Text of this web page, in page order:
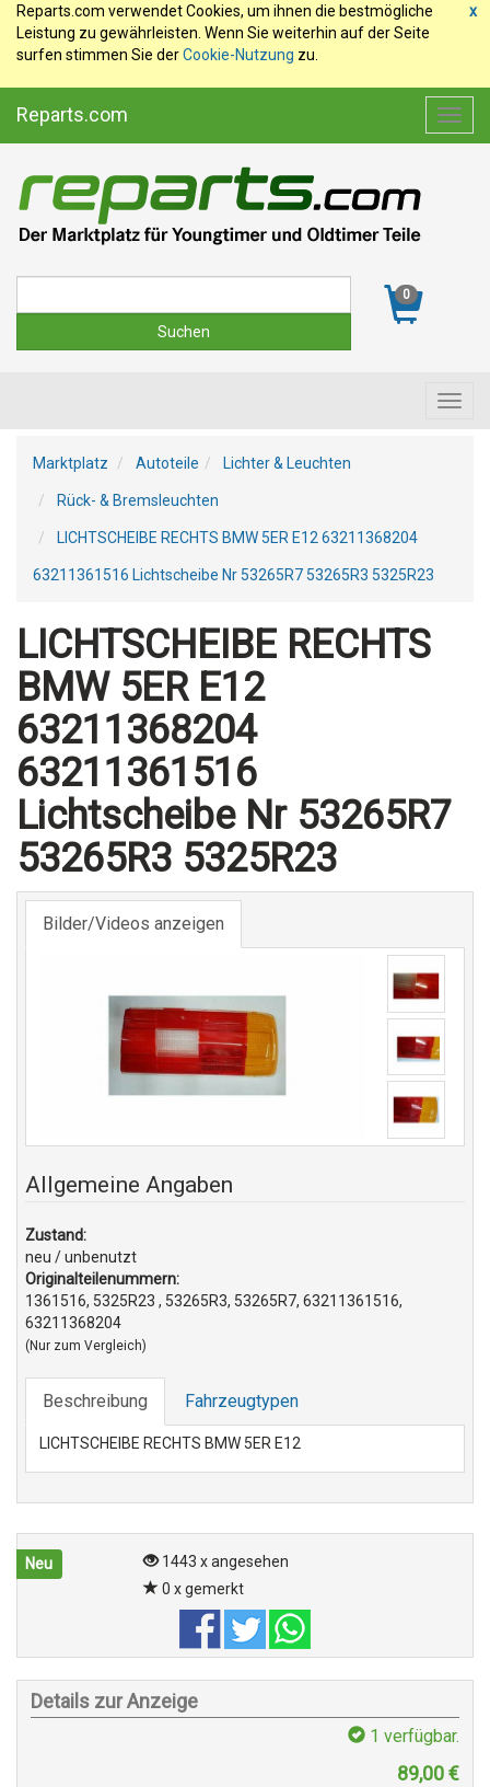
x
Reparts.com verwendet Cookies, um ihnen die bestmögliche
Leistung zu gewährleisten. Wenn Sie weiterhin auf der Seite
surfen stimmen Sie derCookie-Nutzung zu.
Reparts.com
0
Marktplatz Autoteile Lichter & Leuchten
Rück- & Bremsleuchten
LICHTSCHEIBE RECHTS BMW 5ER E12 63211368204
63211361516 Lichtscheibe Nr 53265R7 53265R3 5325R23
LICHTSCHEIBE RECHTS
BMW 5ER E12
63211368204
63211361516
Lichtscheibe Nr 53265R7
53265R3 5325R23
Bilder/Videos anzeigen
Allgemeine Angaben
Zustand:
neu / unbenutzt
Originalteilenummern:
1361516, 5325R23 , 53265R3, 53265R7, 63211361516,
63211368204
(Nur zum Vergleich)
Beschreibung Fahrzeugtypen
LICHTSCHEIBE RECHTS BMW 5ER E12
Neu
1443 x angesehen
0 x gemerkt
Details zur Anzeige
1 verfügbar.
89,00€